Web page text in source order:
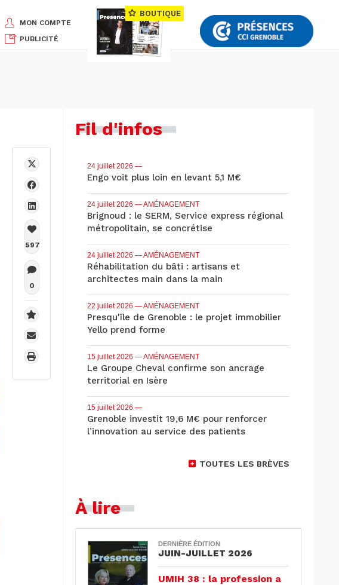
MON COMPTE
PUBLICITÉ
BOUTIQUE
597
0
Fil d'infos
24 juillet 2026 —
Engo voit plus loin en levant 5,1 M€
24 juillet 2026 — AMÉNAGEMENT
Brignoud : le SERM, Service express régional
métropolitain, se concrétise
24 juillet 2026 — AMÉNAGEMENT
Réhabilitation du bâti : artisans et
architectes main dans la main
22 juillet 2026 — AMÉNAGEMENT
Presqu'île de Grenoble : le projet immobilier
Yello prend forme
15 juillet 2026 — AMÉNAGEMENT
Le Groupe Cheval confirme son ancrage
territorial en Isère
15 juillet 2026 —
Grenoble investit 19,6 M€ pour renforcer
l’innovation au service des patients
TOUTES LES BRÈVES
À lire
DERNIÈRE ÉDITION
JUIN-JUILLET 2026
UMIH 38 : la profession a